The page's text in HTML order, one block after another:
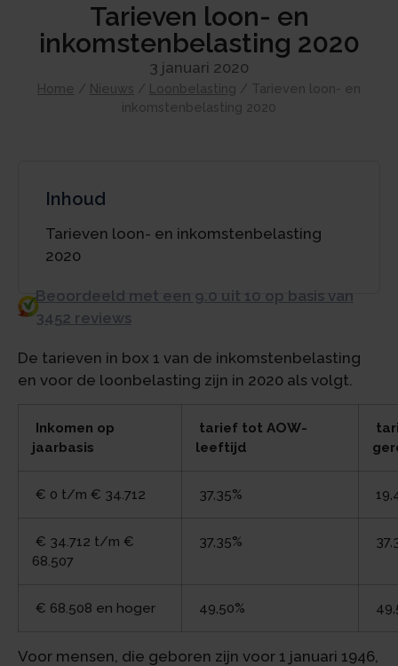
Tarieven loon- en
inkomstenbelasting 2020
3 januari 2020
Home / Nieuws / Loonbelasting / Tarieven loon- en
inkomstenbelasting 2020
Inhoud
Tarieven loon- en inkomstenbelasting
2020
Beoordeeld met een 9.0 uit 10 op basis van
3452 reviews
De tarieven in box 1 van de inkomstenbelasting
en voor de loonbelasting zijn in 2020 als volgt.
Inkomen op
jaarbasis
tarief tot AOW-
leeftijd
€ 0 t/m € 34.712 37,35%
€ 34.712 t/m €
68.507
37,35%
€ 68.508 en hoger 49,50%
Voor mensen, die geboren zijn voor 1 januari 1946,